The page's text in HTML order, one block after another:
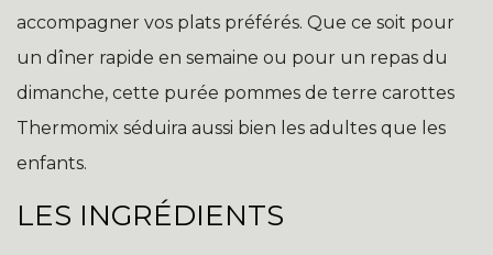
accompagner vos plats préférés. Que ce soit pour
un dîner rapide en semaine ou pour un repas du
dimanche, cette purée pommes de terre carottes
Thermomix séduira aussi bien les adultes que les
enfants.
LES INGRÉDIENTS